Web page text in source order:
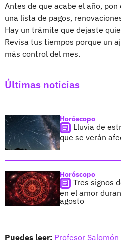
Antes de que acabe el año,
una lista de pagos,
Hay un trámite que dejaste
Revisa tus tiempos porque un
más control del mes.
Últimas noticias
Horóscopo
Lluvia de
que se verán
Horóscopo
Tres signos
en el amor
agosto
Puedes leer: Profesor